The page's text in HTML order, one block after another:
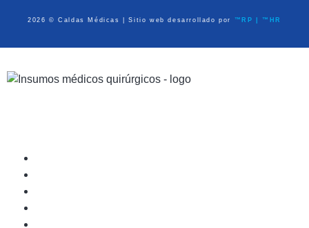
2026 © Caldas Médicas | Sitio web desarrollado por ™RP | ™HR